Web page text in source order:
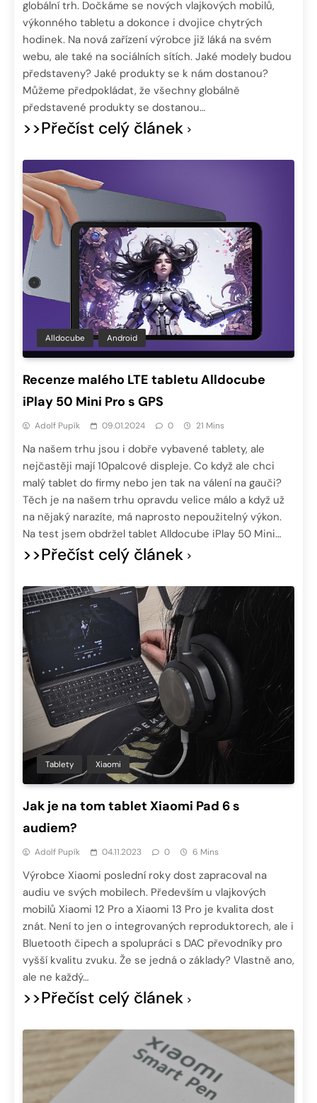
globální trh. Dočkáme se nových vlajkových mobilů,
výkonného tabletu a dokonce i dvojice chytrých
hodinek. Na nová zařízení výrobce již láká na svém
webu, ale také na sociálních sítích. Jaké modely budou
představeny? Jaké produkty se k nám dostanou?
Můžeme předpokládat, že všechny globálně
představené produkty se dostanou…
>>Přečíst celý článek
Alldocube Android
Recenze malého LTE tabletu Alldocube
iPlay 50 Mini Pro s GPS
Adolf Pupík 09.01.2024 0 21 Mins
Na našem trhu jsou i dobře vybavené tablety, ale
nejčastěji mají 10palcové displeje. Co když ale chci
malý tablet do firmy nebo jen tak na válení na gauči?
Těch je na našem trhu opravdu velice málo a když už
na nějaký narazíte, má naprosto nepoužitelný výkon.
Na test jsem obdržel tablet Alldocube iPlay 50 Mini…
>>Přečíst celý článek
Tablety Xiaomi
Jak je na tom tablet Xiaomi Pad 6 s
audiem?
Adolf Pupík 04.11.2023 0 6 Mins
Výrobce Xiaomi poslední roky dost zapracoval na
audiu ve svých mobilech. Především u vlajkových
mobilů Xiaomi 12 Pro a Xiaomi 13 Pro je kvalita dost
znát. Není to jen o integrovaných reproduktorech, ale i
Bluetooth čipech a spolupráci s DAC převodníky pro
vyšší kvalitu zvuku. Že se jedná o základy? Vlastně ano,
ale ne každý…
>>Přečíst celý článek